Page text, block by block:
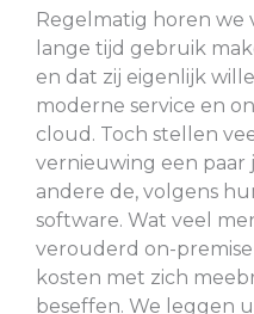
Regelmatig horen we
lange tijd gebruik
en dat zij eigenlijk
moderne service en
cloud. Toch stellen
vernieuwing een paar
andere de, volgens
software. Wat veel
verouderd on-
kosten met zich
beseffen. We leggen